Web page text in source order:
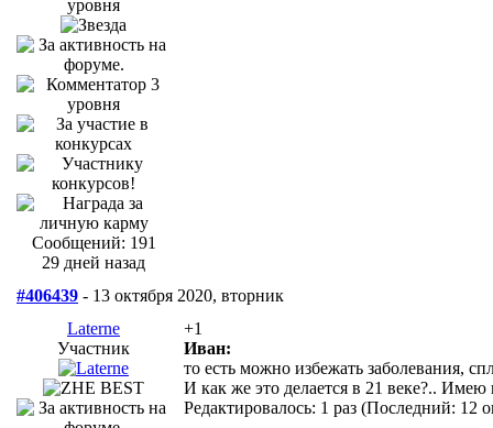
Сообщений: 191
29 дней назад
#406439 - 13 октября 2020, вторник
Laterne
Участник
+1
Иван:
то есть можно избежать заболевания,
И как же это делается в 21 веке?.. Имею
Редактировалось: 1 раз (Последний: 12